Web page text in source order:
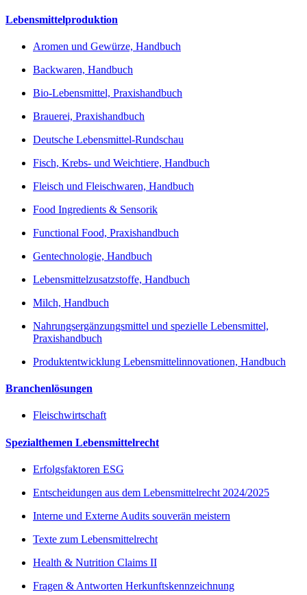
Lebensmittelproduktion
Aromen und Gewürze, Handbuch
Backwaren, Handbuch
Bio-Lebensmittel, Praxishandbuch
Brauerei, Praxishandbuch
Deutsche Lebensmittel-Rundschau
Fisch, Krebs- und Weichtiere, Handbuch
Fleisch und Fleischwaren, Handbuch
Food Ingredients & Sensorik
Functional Food, Praxishandbuch
Gentechnologie, Handbuch
Lebensmittelzusatzstoffe, Handbuch
Milch, Handbuch
Nahrungsergänzungsmittel und spezielle Lebensmittel,
Praxishandbuch
Produktentwicklung Lebensmittelinnovationen, Handbuch
Branchenlösungen
Fleischwirtschaft
Spezialthemen Lebensmittelrecht
Erfolgsfaktoren ESG
Entscheidungen aus dem Lebensmittelrecht 2024/2025
Interne und Externe Audits souverän meistern
Texte zum Lebensmittelrecht
Health & Nutrition Claims II
Fragen & Antworten Herkunftskennzeichnung